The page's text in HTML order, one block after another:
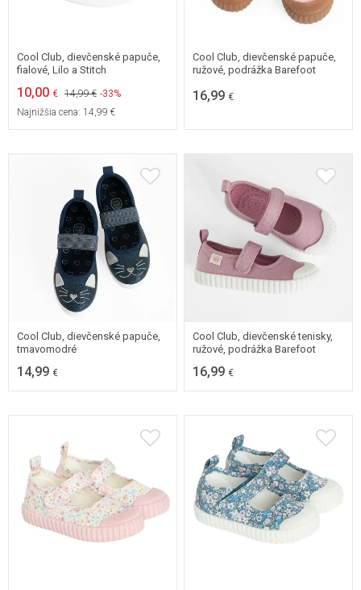
Cool Club, dievčenské papuče,
fialové, Lilo a Stitch
10,00 € 14,99 € -33%
Najnižšia cena: 14,99 €
26 27 28
29
Cool Club, dievčenské papuče,
ružové, podrážka Barefoot
16,99 €
27 28
30
Cool Club, dievčenské papuče,
tmavomodré
14,99 €
26 28
Cool Club, dievčenské tenisky,
ružové, podrážka Barefoot
16,99 €